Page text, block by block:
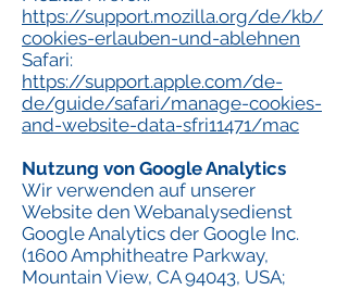
https://support.mozilla.org/de/kb/
cookies-erlauben-und-ablehnen
Safari:
https://support.apple.com/de-
de/guide/safari/manage-cookies-
and-website-data-sfri11471/mac
Nutzung von Google Analytics
Wir verwenden auf unserer
Website den Webanalysedienst
Google Analytics der Google Inc.
(1600 Amphitheatre Parkway,
Mountain View, CA 94043, USA;